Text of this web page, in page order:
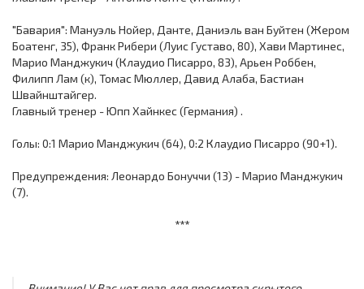
"Бавария": Мануэль Нойер, Данте, Даниэль ван Буйтен (Жером
Боатенг, 35), Франк Рибери (Луис Густаво, 80), Хави Мартинес,
Марио Манджукич (Клаудио Писарро, 83), Арьен Роббен,
Филипп Лам (к), Томас Мюллер, Давид Алаба, Бастиан
Швайнштайгер.
Главный тренер - Юпп Хайнкес (Германия) .
Голы: 0:1 Марио Манджукич (64), 0:2 Клаудио Писарро (90+1).
Предупреждения: Леонардо Бонуччи (13) - Марио Манджукич
(7).
***